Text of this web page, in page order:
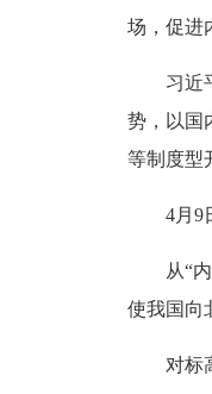
场，促进
习近
势，以国
等制度型
4月9
从“
使我国向
对标